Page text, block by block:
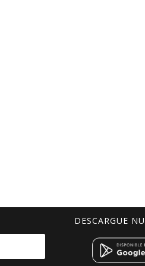
DESCARGUE